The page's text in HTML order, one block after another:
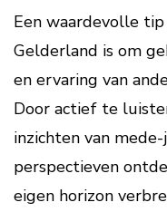
Een waardevolle
Gelderland is om
en ervaring van
Door actief te
inzichten van
perspectieven
eigen horizon